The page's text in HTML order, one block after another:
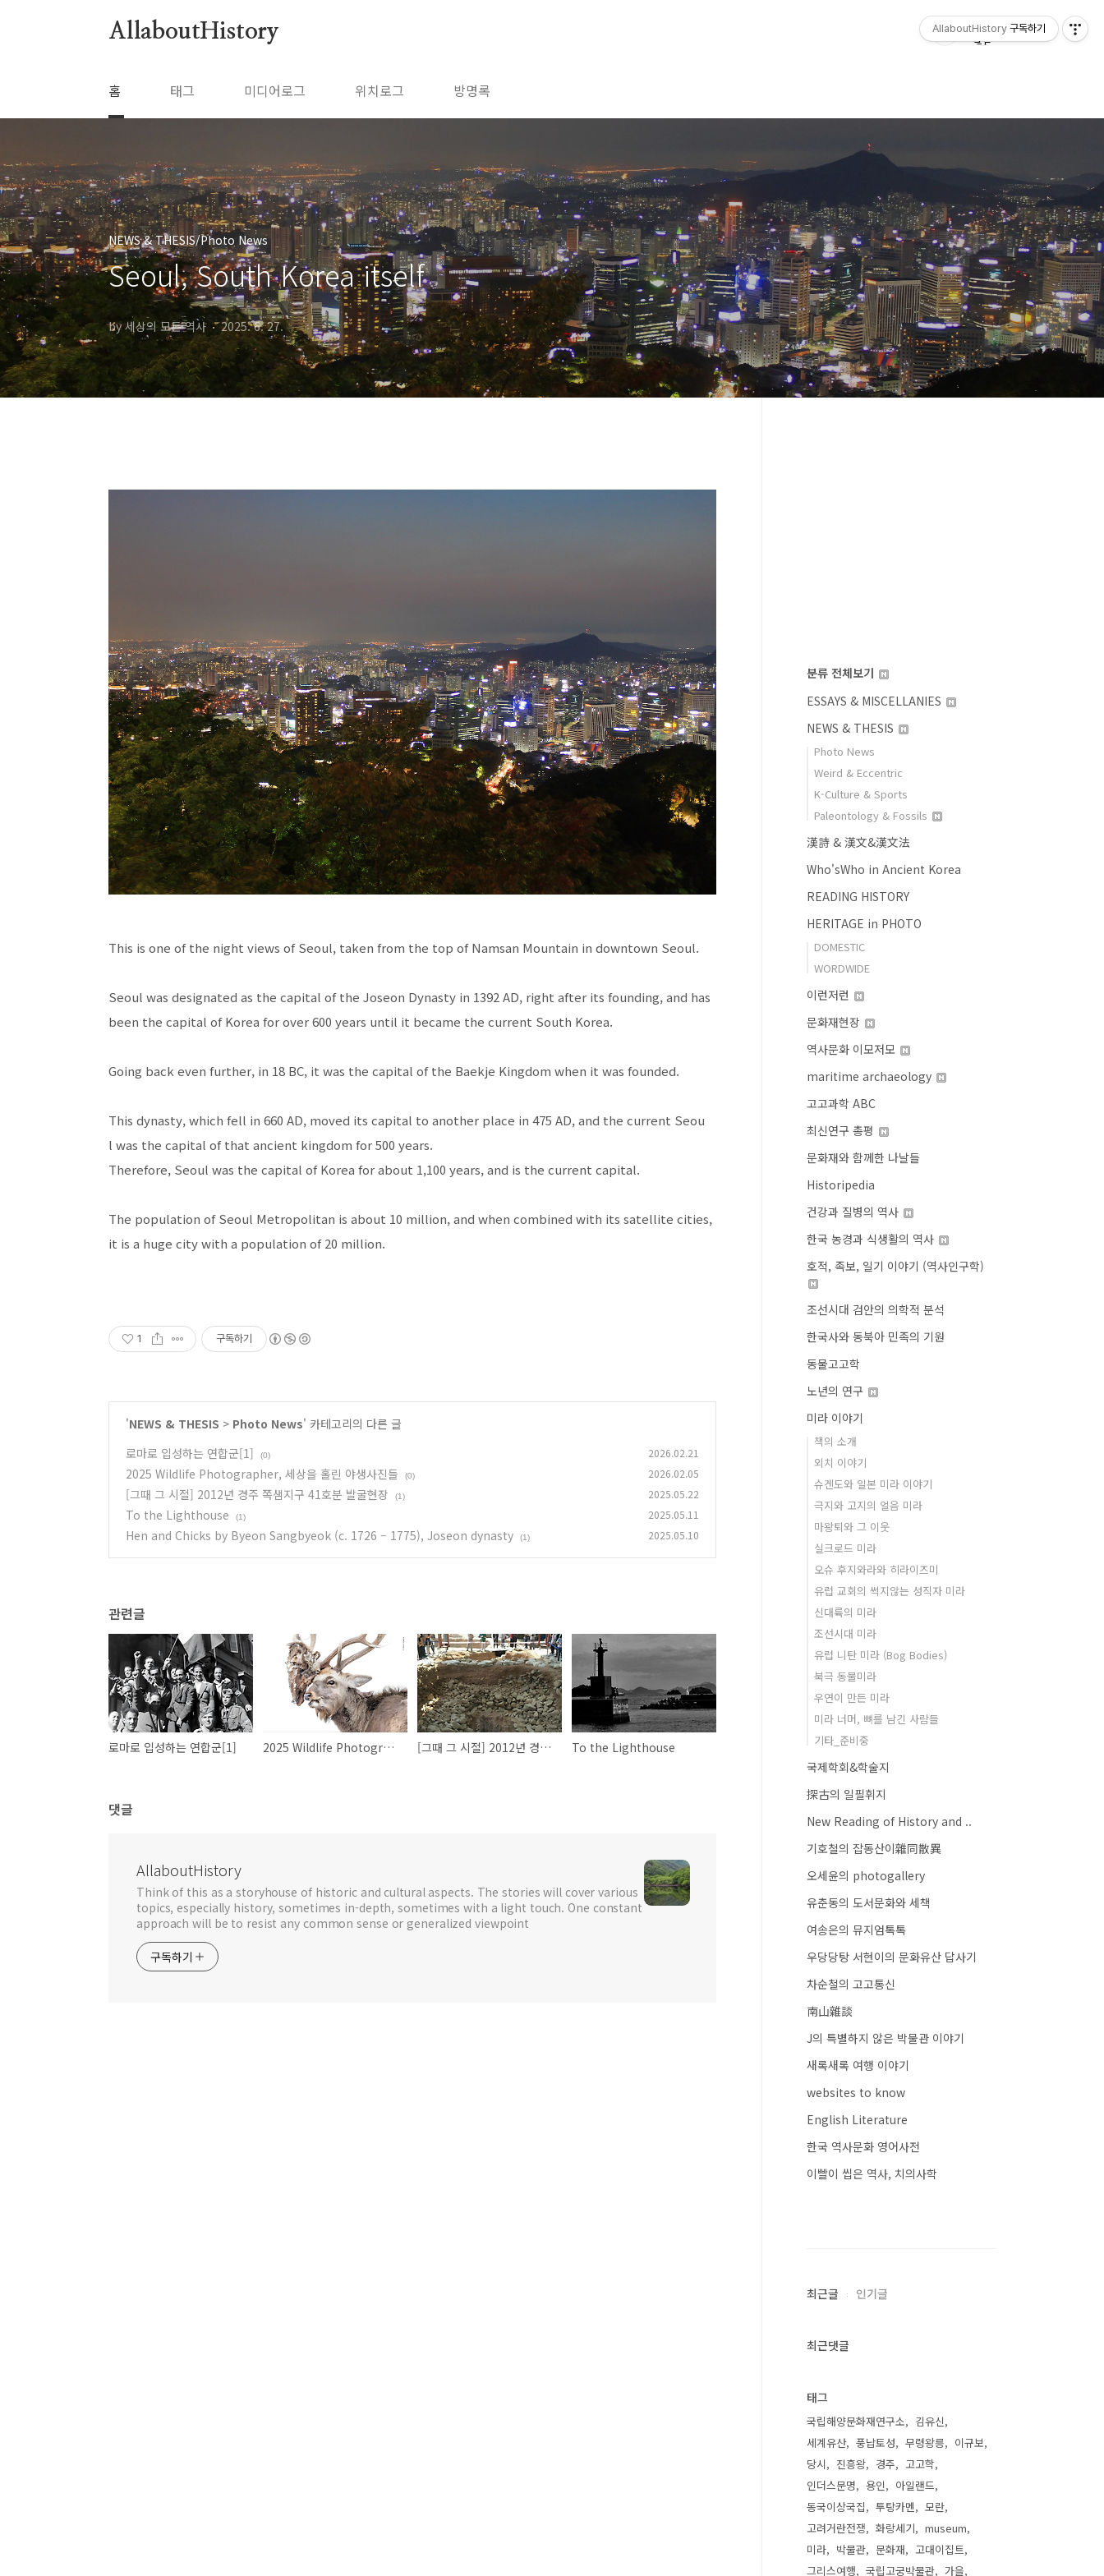
AllaboutHistory
홈 태그 미디어로그 위치로그 방명록
NEWS & THESIS/Photo News
Seoul, South Korea itself
by 세상의 모든 역사 2025. 6. 27.
This is one of the night views of Seoul, taken from the top of Namsan Mountain in downtown Seoul.
Seoul was designated as the capital of the Joseon Dynasty in 1392 AD, right after its founding, and has
been the capital of Korea for over 600 years until it became the current South Korea.
Going back even further, in 18 BC, it was the capital of the Baekje Kingdom when it was founded.
This dynasty, which fell in 660 AD, moved its capital to another place in 475 AD, and the current Seou
l was the capital of that ancient kingdom for 500 years.
Therefore, Seoul was the capital of Korea for about 1,100 years, and is the current capital.
The population of Seoul Metropolitan is about 10 million, and when combined with its satellite cities,
it is a huge city with a population of 20 million.
1 구독하기
'NEWS & THESIS > Photo News' 카테고리의 다른 글
로마로 입성하는 연합군[1]
(0) 2026.02.21
2025 Wildlife Photographer, 세상을 홀린 야생사진들 (0) 2026.02.05
[그때 그 시절] 2012년 경주 쪽샘지구 41호분 발굴현장 (1) 2025.05.22
To the Lighthouse (1) 2025.05.11
Hen and Chicks by Byeon Sangbyeok (c. 1726 – 1775), Joseon dynasty (1) 2025.05.10
관련글
로마로 입성하는 연합군[1] 2025 Wildlife Photographer, 세상을 홀린 야생사진들 [그때 그 시절] 2012년 경주 쪽샘지구 41호분 발굴현장 To the Lighthouse
댓글
AllaboutHistory
Think of this as a storyhouse of historic and cultural aspects. The stories will cover various
topics, especially history, sometimes in-depth, sometimes with a light touch. One constant
approach will be to resist any common sense or generalized viewpoint
구독하기
분류 전체보기
ESSAYS & MISCELLANIES
NEWS & THESIS
Photo News
Weird & Eccentric
K-Culture & Sports
Paleontology & Fossils
漢詩 & 漢文&漢文法
Who'sWho in Ancient Korea
READING HISTORY
HERITAGE in PHOTO
DOMESTIC
WORDWIDE
이런저런
문화재현장
역사문화 이모저모
maritime archaeology
고고과학 ABC
최신연구 총평
문화재와 함께한 나날들
Historipedia
건강과 질병의 역사
한국 농경과 식생활의 역사
호적, 족보, 일기 이야기 (역사인구학)
조선시대 검안의 의학적 분석
한국사와 동북아 민족의 기원
동물고고학
노년의 연구
미라 이야기
책의 소개
외치 이야기
슈겐도와 일본 미라 이야기
극지와 고지의 얼음 미라
마왕퇴와 그 이웃
실크로드 미라
오슈 후지와라와 히라이즈미
유럽 교회의 썩지않는 성직자 미라
신대륙의 미라
조선시대 미라
유럽 니탄 미라 (Bog Bodies)
북극 동물미라
우연이 만든 미라
미라 너머, 뼈를 남긴 사람들
기타_준비중
국제학회&학술지
探古의 일필휘지
New Reading of History and ..
기호철의 잡동산이雜同散異
오세윤의 photogallery
유춘동의 도서문화와 세책
여송은의 뮤지엄톡톡
우당당탕 서현이의 문화유산 답사기
차순철의 고고통신
南山雜談
J의 특별하지 않은 박물관 이야기
새록새록 여행 이야기
websites to know
English Literature
한국 역사문화 영어사전
이빨이 씹은 역사, 치의사학
최근글 인기글
최근댓글
태그
국립해양문화재연구소
김유신
세계유산
풍납토성 무령왕릉
이규보
당시
진흥왕 경주
고고학
인더스문명
용인
아일랜드
동국이상국집
투탕카멘
모란
고려거란전쟁
화랑세기
museum
미라
박물관 문화재
고대이집트
그리스여행
국립고궁박물관 가을
AllaboutHistory 구독하기